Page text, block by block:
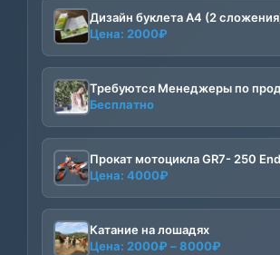
Дизайн буклета А4 (2
Цена: 2000₽
Требуются Менеджеры по
Бесплатно
Прокат мотоцикла GR7- 250
Цена: 4000₽
Катание на лошадях
Цена: 2000₽ –8000₽